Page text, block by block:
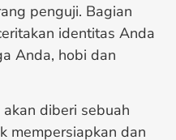
penguji. Bagian
identitas Anda
Anda, hobi dan
diberi sebuah
mempersiapkan dan